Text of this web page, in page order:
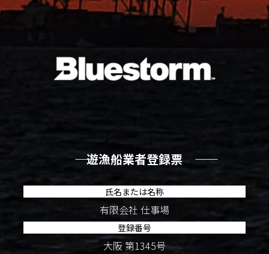
―― 遊漁船業者登録票 ――
氏名または名称
有限会社 仕事場
登録番号
大阪 第1345号